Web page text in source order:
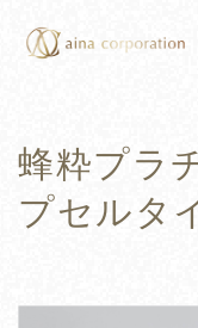
蜂粋プラ
プセルタ